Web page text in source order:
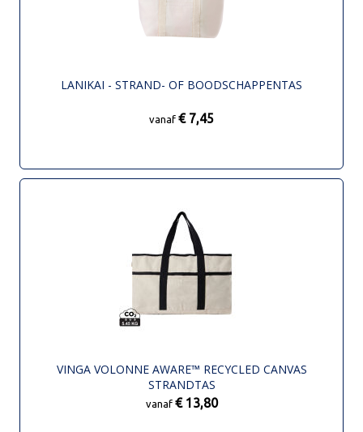
LANIKAI - STRAND- OF BOODSCHAPPENTAS
vanaf € 7,45
VINGA VOLONNE AWARE™ RECYCLED CANVAS
STRANDTAS
vanaf € 13,80